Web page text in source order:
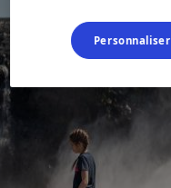
Personnaliser